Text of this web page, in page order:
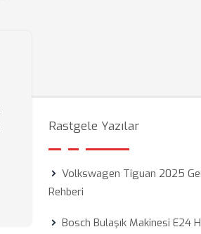
Rastgele Yazılar
Volkswagen Tiguan 2025
Rehberi
Bosch Bulaşık Makinesi E24